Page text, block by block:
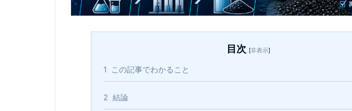
目次 [非表示]
1 この記事でわかること
2 結論